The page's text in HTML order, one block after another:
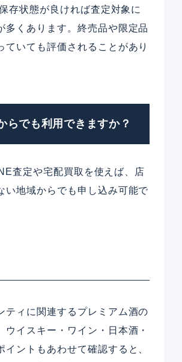
存状態が良ければ査定対象に
多くあります。終売品や限定品
ていても評価されることがあり
らでも利用できますか？
査定や宅配買取を使えば、店
い地域からでも申し込み可能で
ティに関連するプレミアム酒の
ウイスキー・ワイン・日本酒・
イントもあわせて確認すると、